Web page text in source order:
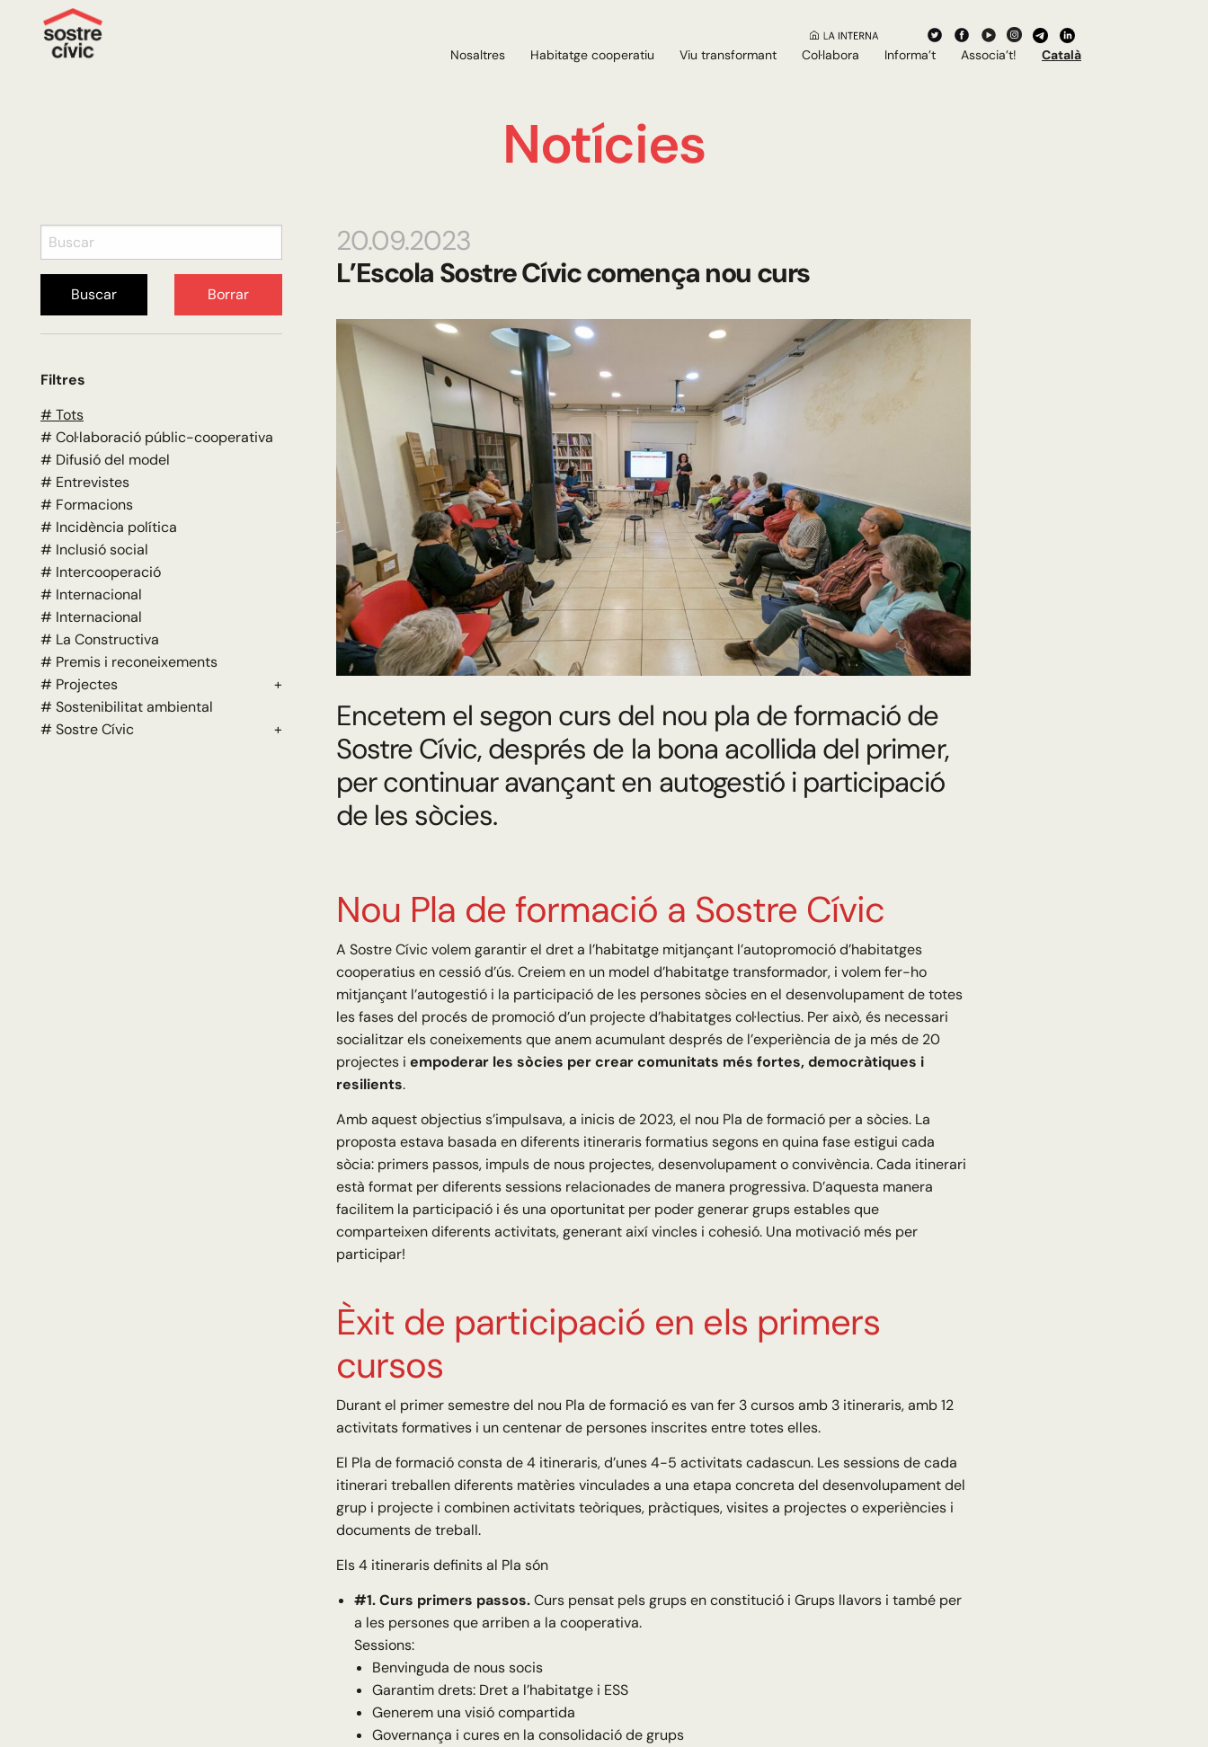
Nosaltres Habitatge cooperatiu Viu transformant Col·labora Informa’t Associa’t! Català
Notícies
Buscar Borrar
Filtres
# Tots
# Col·laboració públic-cooperativa
# Difusió del model
# Entrevistes
# Formacions
# Incidència política
# Inclusió social
# Intercooperació
# Internacional
# Internacional
# La Constructiva
# Premis i reconeixements
# Projectes
+
# Sostenibilitat ambiental
# Sostre Cívic
+
20.09.2023
L’Escola Sostre Cívic comença nou curs
Encetem el segon curs del nou pla de formació de
Sostre Cívic, després de la bona acollida del primer,
per continuar avançant en autogestió i participació
de les sòcies.
Nou Pla de formació a Sostre Cívic
A Sostre Cívic volem garantir el dret a l’habitatge mitjançant l’autopromoció d’habitatges
cooperatius en cessió d’ús. Creiem en un model d’habitatge transformador, i volem fer-ho
mitjançant l’autogestió i la participació de les persones sòcies en el desenvolupament de totes
les fases del procés de promoció d’un projecte d’habitatges col·lectius. Per això, és necessari
socialitzar els coneixements que anem acumulant després de l’experiència de ja més de 20
projectes i empoderar les sòcies per crear comunitats més fortes, democràtiques i
resilients.
Amb aquest objectius s’impulsava, a inicis de 2023, el nou Pla de formació per a sòcies. La
proposta estava basada en diferents itineraris formatius segons en quina fase estigui cada
sòcia: primers passos, impuls de nous projectes, desenvolupament o convivència. Cada itinerari
està format per diferents sessions relacionades de manera progressiva. D’aquesta manera
facilitem la participació i és una oportunitat per poder generar grups estables que
comparteixen diferents activitats, generant així vincles i cohesió. Una motivació més per
participar!
Èxit de participació en els primers
cursos
Durant el primer semestre del nou Pla de formació es van fer 3 cursos amb 3 itineraris, amb 12
activitats formatives i un centenar de persones inscrites entre totes elles.
El Pla de formació consta de 4 itineraris, d’unes 4-5 activitats cadascun. Les sessions de cada
itinerari treballen diferents matèries vinculades a una etapa concreta del desenvolupament del
grup i projecte i combinen activitats teòriques, pràctiques, visites a projectes o experiències i
documents de treball.
Els 4 itineraris definits al Pla són
#1. Curs primers passos.Curs pensat pels grups en constitució i Grups llavors i també per
a les persones que arriben a la cooperativa.
Sessions:
Benvinguda de nous socis
Garantim drets: Dret a l’habitatge i ESS
Generem una visió compartida
Governança i cures en la consolidació de grups